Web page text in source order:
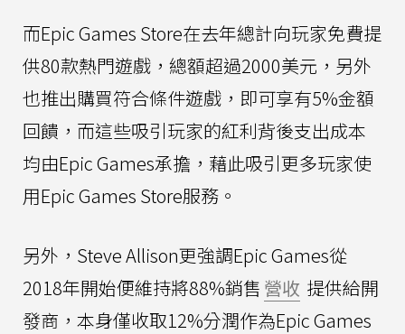
而Epic Games Store在去年總計向玩家免費提
供80款熱門遊戲，總額超過2000美元，另外
也推出購買符合條件遊戲，即可享有5%金額
回饋，而這些吸引玩家的紅利背後支出成本
均由Epic Games承擔，藉此吸引更多玩家使
用Epic Games Store服務。
另外，Steve Allison更強調Epic Games從
2018年開始便維持將88%銷售 營收 提供給開
發商，本身僅收取12%分潤作為Epic Games